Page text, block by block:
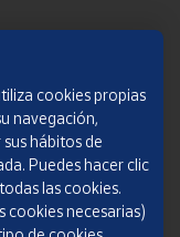
cookies propias
navegación,
hábitos de
Puedes hacer clic
las cookies.
cookies necesarias)